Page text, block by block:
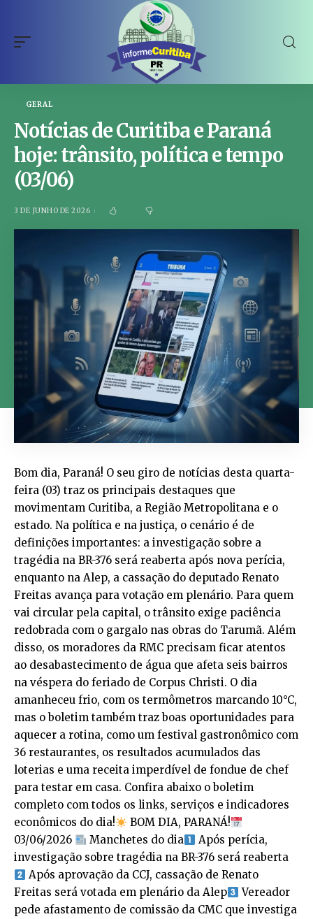
GERAL
Notícias de Curitiba e Paraná
hoje: trânsito, política e tempo
(03/06)
3 DE JUNHO DE 2026
Bom dia, Paraná! O seu giro de notícias desta quarta-
feira (03) traz os principais destaques que
movimentam Curitiba, a Região Metropolitana e o
estado. Na política e na justiça, o cenário é de
definições importantes: a investigação sobre a
tragédia na BR-376 será reaberta após nova perícia,
enquanto na Alep, a cassação do deputado Renato
Freitas avança para votação em plenário. Para quem
vai circular pela capital, o trânsito exige paciência
redobrada com o gargalo nas obras do Tarumã. Além
disso, os moradores da RMC precisam ficar atentos
ao desabastecimento de água que afeta seis bairros
na véspera do feriado de Corpus Christi. O dia
amanheceu frio, com os termômetros marcando 10°C,
mas o boletim também traz boas oportunidades para
aquecer a rotina, como um festival gastronômico com
36 restaurantes, os resultados acumulados das
loterias e uma receita imperdível de fondue de chef
para testar em casa. Confira abaixo o boletim
completo com todos os links, serviços e indicadores
econômicos do dia!
BOM DIA, PARANÁ!
03/06/2026
Manchetes do dia
Após perícia,
investigação sobre tragédia na BR-376 será reaberta
Após aprovação da CCJ, cassação de Renato
Freitas será votada em plenário da Alep
Vereador
pede afastamento de comissão da CMC que investiga